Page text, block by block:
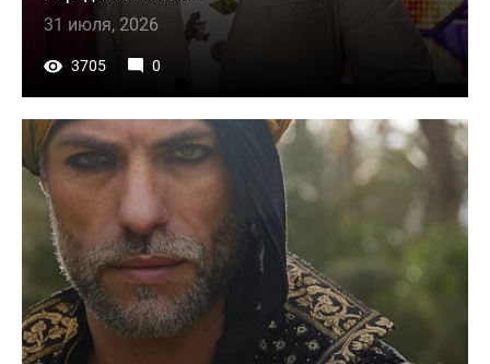
31 июля, 2026
3705 0